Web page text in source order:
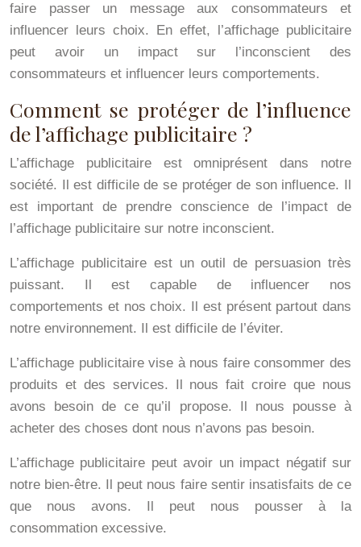
faire passer un message aux consommateurs et
influencer leurs choix. En effet, l’affichage publicitaire
peut avoir un impact sur l’inconscient des
consommateurs et influencer leurs comportements.
Comment se protéger de l’influence
de l’affichage publicitaire ?
L’affichage publicitaire est omniprésent dans notre
société. Il est difficile de se protéger de son influence. Il
est important de prendre conscience de l’impact de
l’affichage publicitaire sur notre inconscient.
L’affichage publicitaire est un outil de persuasion très
puissant. Il est capable de influencer nos
comportements et nos choix. Il est présent partout dans
notre environnement. Il est difficile de l’éviter.
L’affichage publicitaire vise à nous faire consommer des
produits et des services. Il nous fait croire que nous
avons besoin de ce qu’il propose. Il nous pousse à
acheter des choses dont nous n’avons pas besoin.
L’affichage publicitaire peut avoir un impact négatif sur
notre bien-être. Il peut nous faire sentir insatisfaits de ce
que nous avons. Il peut nous pousser à la
consommation excessive.